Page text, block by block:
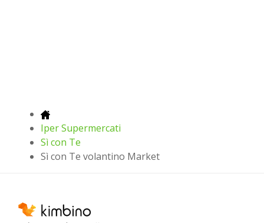
Iper Supermercati
Sì con Te
Sì con Te volantino Market